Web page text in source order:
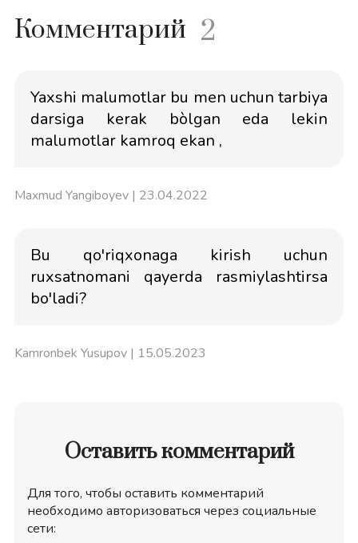
Комментарий 2
Yaxshi malumotlar bu men uchun tarbiya
darsiga kerak bòlgan eda lekin
malumotlar kamroq ekan ,
Maxmud Yangiboyev| 23.04.2022
Bu qo'riqxonaga kirish uchun
ruxsatnomani qayerda rasmiylashtirsa
bo'ladi?
Kamronbek Yusupov| 15.05.2023
Оставить комментарий
Для того, чтобы оставить комментарий
необходимо авторизоваться через социальные
сети: